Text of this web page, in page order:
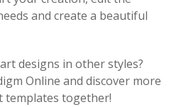
and create a beautiful
designs in other styles?
Online and discover more
templates together!